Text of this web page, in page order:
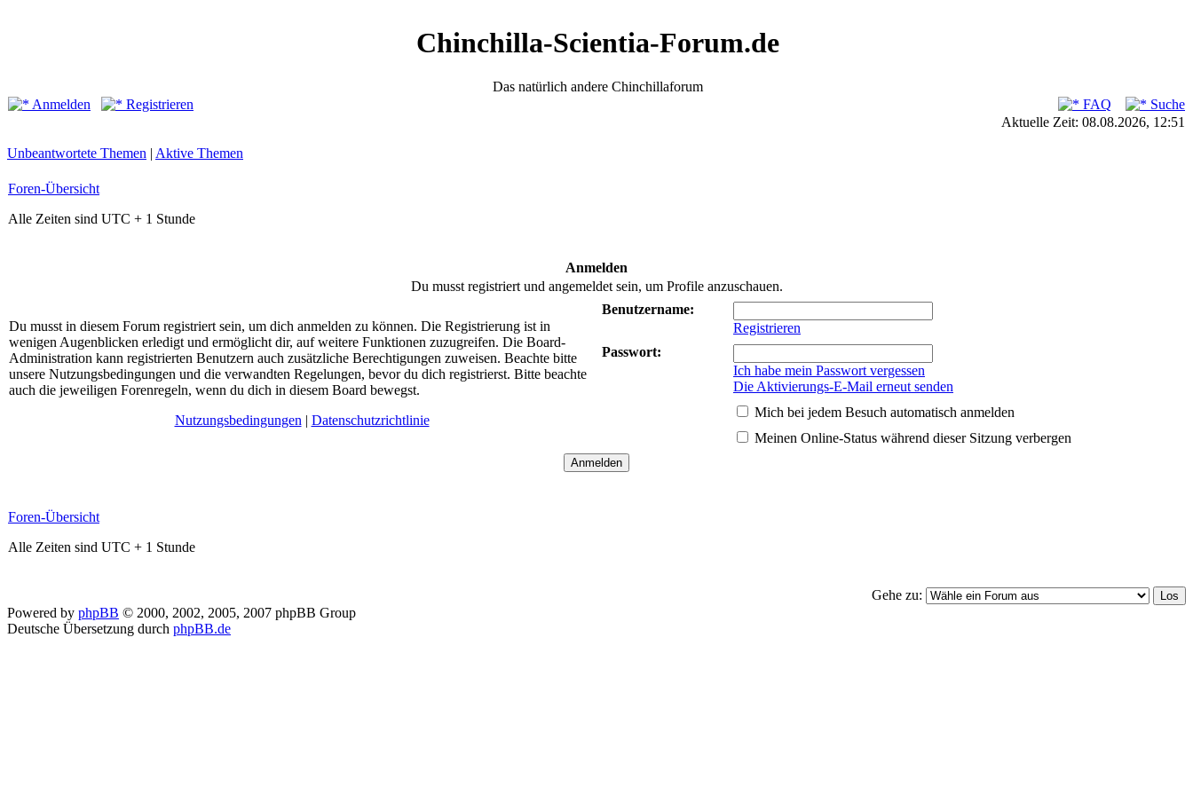
Chinchilla-Scientia-Forum.de
Das natürlich andere Chinchillaforum
Anmelden
Registrieren FAQ
Suche
Aktuelle Zeit: 08.08.2026, 12:51
Unbeantwortete Themen | Aktive Themen
Foren-Übersicht
Alle Zeiten sind UTC + 1 Stunde
Anmelden
Du musst registriert und angemeldet sein, um Profile anzuschauen.
Du musst in diesem Forum registriert sein, um dich anmelden zu können. Die Registrierung ist in
wenigen Augenblicken erledigt und ermöglicht dir, auf weitere Funktionen zuzugreifen. Die Board-
Administration kann registrierten Benutzern auch zusätzliche Berechtigungen zuweisen. Beachte bitte
unsere Nutzungsbedingungen und die verwandten Regelungen, bevor du dich registrierst. Bitte beachte
auch die jeweiligen Forenregeln, wenn du dich in diesem Board bewegst.
Nutzungsbedingungen | Datenschutzrichtlinie
Benutzername:
Registrieren
Passwort:
Ich habe mein Passwort vergessen
Die Aktivierungs-E-Mail erneut senden
Mich bei jedem Besuch automatisch anmelden
Meinen Online-Status während dieser Sitzung verbergen
Foren-Übersicht
Alle Zeiten sind UTC + 1 Stunde
Gehe zu:
Powered by phpBB © 2000, 2002, 2005, 2007 phpBB Group
Deutsche Übersetzung durch phpBB.de